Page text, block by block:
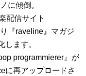
に傾倒。
配信サイト
『raveline』マガジ
します。
programmierer』が
に再アップロードさ